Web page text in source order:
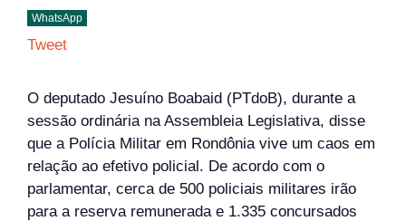
WhatsApp
Tweet
O deputado Jesuíno Boabaid (PTdoB), durante a
sessão ordinária na Assembleia Legislativa, disse
que a Polícia Militar em Rondônia vive um caos em
relação ao efetivo policial. De acordo com o
parlamentar, cerca de 500 policiais militares irão
para a reserva remunerada e 1.335 concursados